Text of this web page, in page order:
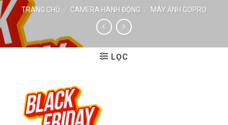
TRANG CHỦ / CAMERA HÀNH ĐỘNG / MÁY ẢNH GOPRO
LỌC